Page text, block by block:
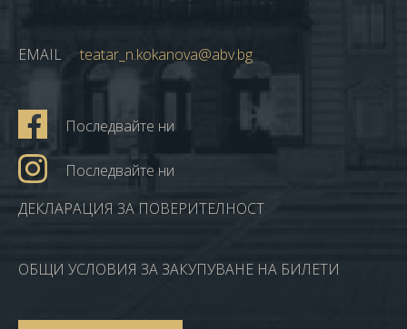
EMAIL teatar_n.kokanova@abv.bg
Последвайте ни
Последвайте ни
ДЕКЛАРАЦИЯ ЗА ПОВЕРИТЕЛНОСТ
ОБЩИ УСЛОВИЯ ЗА ЗАКУПУВАНЕ НА БИЛЕТИ